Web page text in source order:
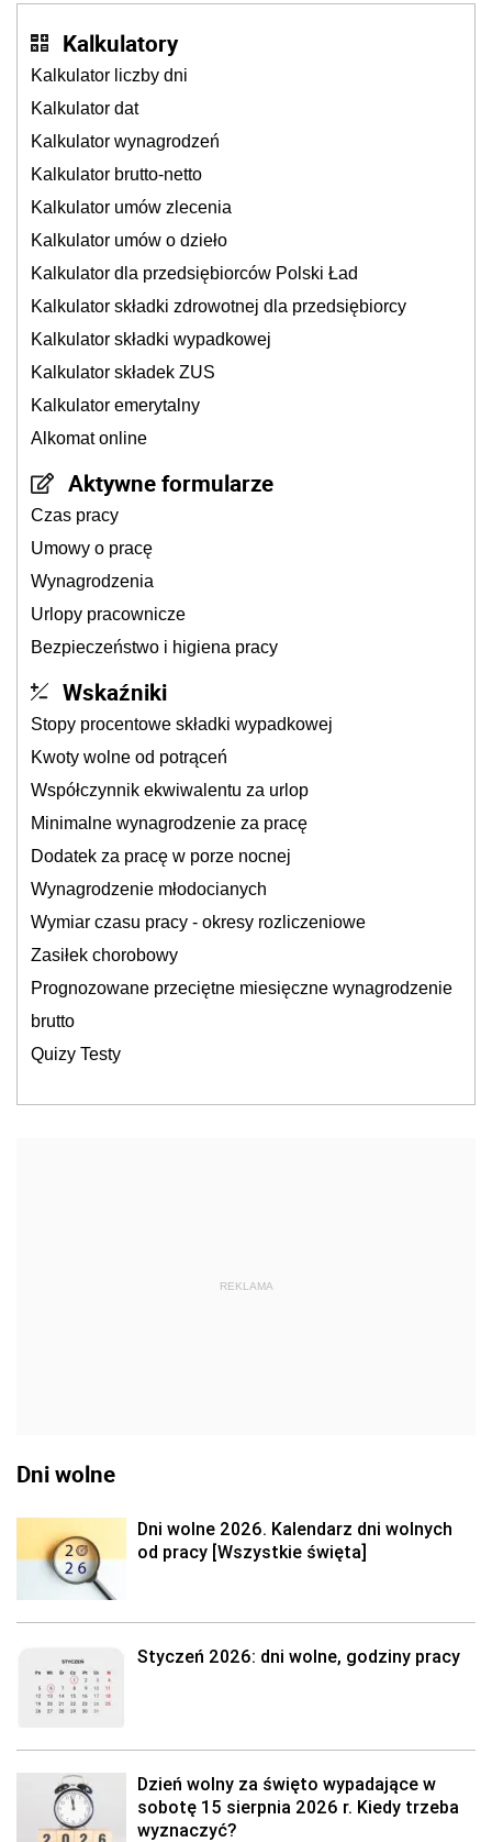
Kalkulatory
Kalkulator liczby dni
Kalkulator dat
Kalkulator wynagrodzeń
Kalkulator brutto-netto
Kalkulator umów zlecenia
Kalkulator umów o dzieło
Kalkulator dla przedsiębiorców Polski Ład
Kalkulator składki zdrowotnej dla przedsiębiorcy
Kalkulator składki wypadkowej
Kalkulator składek ZUS
Kalkulator emerytalny
Alkomat online
Aktywne formularze
Czas pracy
Umowy o pracę
Wynagrodzenia
Urlopy pracownicze
Bezpieczeństwo i higiena pracy
Wskaźniki
Stopy procentowe składki wypadkowej
Kwoty wolne od potrąceń
Współczynnik ekwiwalentu za urlop
Minimalne wynagrodzenie za pracę
Dodatek za pracę w porze nocnej
Wynagrodzenie młodocianych
Wymiar czasu pracy - okresy rozliczeniowe
Zasiłek chorobowy
Prognozowane przeciętne miesięczne wynagrodzenie
brutto
Quizy Testy
REKLAMA
Dni wolne
Dni wolne 2026. Kalendarz dni wolnych
od pracy [Wszystkie święta]
Styczeń 2026: dni wolne, godziny pracy
Dzień wolny za święto wypadające w
sobotę 15 sierpnia 2026 r. Kiedy trzeba
wyznaczyć?